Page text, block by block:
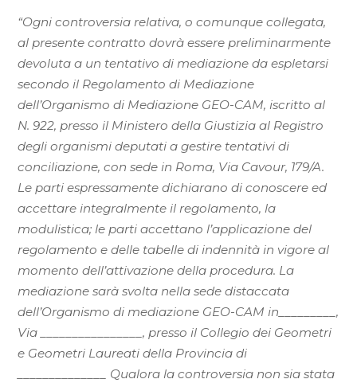
“Ogni controversia relativa, o comunque collegata,
al presente contratto dovrà essere preliminarmente
devoluta a un tentativo di mediazione da espletarsi
secondo il Regolamento di Mediazione
dell’Organismo di Mediazione GEO-CAM, iscritto al
N. 922, presso il Ministero della Giustizia al Registro
degli organismi deputati a gestire tentativi di
conciliazione, con sede in Roma, Via Cavour, 179/A.
Le parti espressamente dichiarano di conoscere ed
accettare integralmente il regolamento, la
modulistica; le parti accettano l’applicazione del
regolamento e delle tabelle di indennità in vigore al
momento dell’attivazione della procedura. La
mediazione sarà svolta nella sede distaccata
dell’Organismo di mediazione GEO-CAM in_________,
Via ________________, presso il Collegio dei Geometri
e Geometri Laureati della Provincia di
______________ Qualora la controversia non sia stata